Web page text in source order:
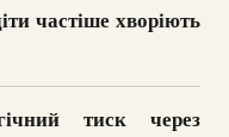
частіше хворіють
тиск через